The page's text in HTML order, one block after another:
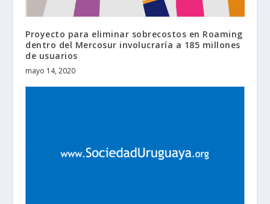
Proyecto para eliminar sobrecostos en Roaming
dentro del Mercosur involucraría a 185 millones
de usuarios
mayo 14, 2020